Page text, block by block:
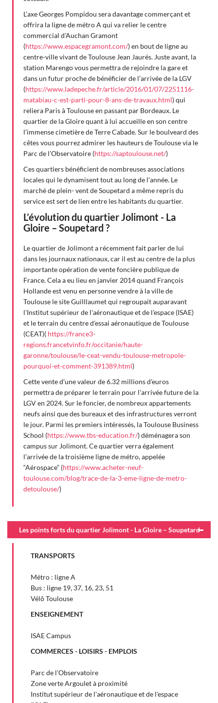
L’axe Georges Pompidou sera davantage commerçant et
offrira la ligne de métro A qui va relier le centre
commercial d’Auchan Gramont
(https://www.espacegramont.com/) en bout de ligne au
centre-ville vivant de Toulouse Jean Jaurés. Juste avant, la
station Marengo vous permettra de rejoindre la gare et
dans un futur proche de bénéficier de l’arrivée de la LGV
(https://www.ladepeche.fr/article/2016/01/07/2251116-
matabiau-c-est-parti-pour-8-ans-de-travaux.html) qui
reliera Paris à Toulouse en passant par Bordeaux. Le
quartier de la Gloire quant à lui accueille en son centre
l’immense cimetière de Terre Cabade. Sur le boulveard des
cêtes vous pourrez admirer les hauteurs de Toulouse via le
Parc de l’Observatoire (https://saptoulouse.net/)
Ces quartiers bénéficient de nombreuses associations
locales qui le dynamisent tout au long de l’année. Le
marché de plein- vent de Soupetard a même repris du
service est sert de lien entre les habitants du quartier.
L’évolution du quartier Jolimont - La
Gloire – Soupetard ?
Le quartier de Jolimont a récemment fait parler de lui
dans les journaux nationaux, car il est au centre de la plus
importante opération de vente foncière publique de
France. Cela a eu lieu en janvier 2014 quand François
Hollande est venu en personne vendre à la ville de
Toulouse le site Guilllaumet qui regroupait auparavant
l'Institut supérieur de l'aéronautique et de l'espace (ISAE)
et le terrain du centre d'essai aéronautique de Toulouse
(CEAT)( https://france3-
regions.francetvinfo.fr/occitanie/haute-
garonne/toulouse/le-ceat-vendu-toulouse-metropole-
pourquoi-et-comment-391389.html)
Cette vente d’une valeur de 6.32 millions d’euros
permettra de préparer le terrain pour l’arrivée future de la
LGV en 2024. Sur le foncier, de nombreux appartements
neufs ainsi que des bureaux et des infrastructures verront
le jour. Parmi les premiers intéressés, la Toulouse Business
School (https://www.tbs-education.fr/) déménagera son
campus sur Jolimont. Ce quartier verra également
l’arrivée de la troisième ligne de métro, appelée
“Aérospace” (https://www.acheter-neuf-
toulouse.com/blog/trace-de-la-3-eme-ligne-de-metro-
detoulouse/)
Les points forts du quartier Jolimont - La Gloire – Soupetard
TRANSPORTS
Métro : ligne A
Bus : ligne 19, 37, 16, 23, 51
Vélô Toulouse
ENSEIGNEMENT
ISAE Campus
COMMERCES - LOISIRS - EMPLOIS
Parc de l'Observatoire
Zone verte Argoulet à proximité
Institut supérieur de l'aéronautique et de l'espace